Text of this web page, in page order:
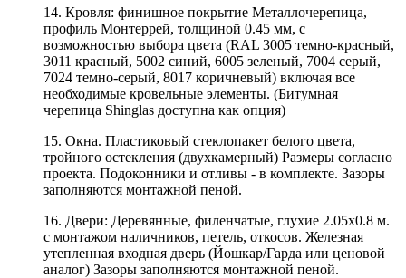
14. Кровля: финишное покрытие Металлочерепица,
профиль Монтеррей, толщиной 0.45 мм, с
возможностью выбора цвета (RAL 3005 темно-красный,
3011 красный, 5002 синий, 6005 зеленый, 7004 серый,
7024 темно-серый, 8017 коричневый) включая все
необходимые кровельные элементы. (Битумная
черепица Shinglas доступна как опция)
15. Окна. Пластиковый стеклопакет белого цвета,
тройного остекления (двухкамерный) Размеры согласно
проекта. Подоконники и отливы - в комплекте. Зазоры
заполняются монтажной пеной.
16. Двери: Деревянные, филенчатые, глухие 2.05х0.8 м.
с монтажом наличников, петель, откосов. Железная
утепленная входная дверь (Йошкар/Гарда или ценовой
аналог) Зазоры заполняются монтажной пеной.